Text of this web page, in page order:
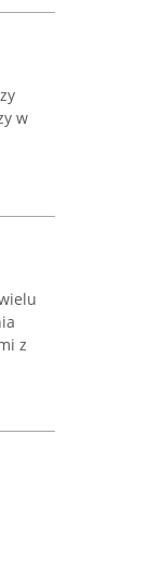
w
z